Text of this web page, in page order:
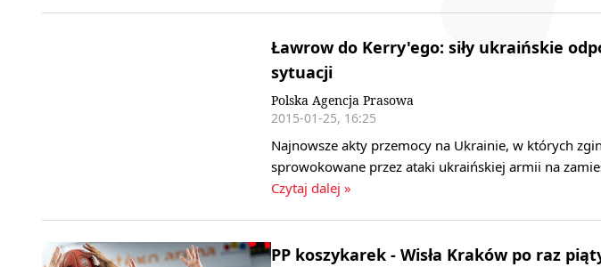
Ławrow do Kerry'ego: siły ukraińskie
sytuacji
Polska Agencja Prasowa
2015-01-25, 16:25
Najnowsze akty przemocy na Ukrainie, w których
sprowokowane przez ataki ukraińskiej armii na
Czytaj dalej »
PP koszykarek - Wisła Kraków po raz